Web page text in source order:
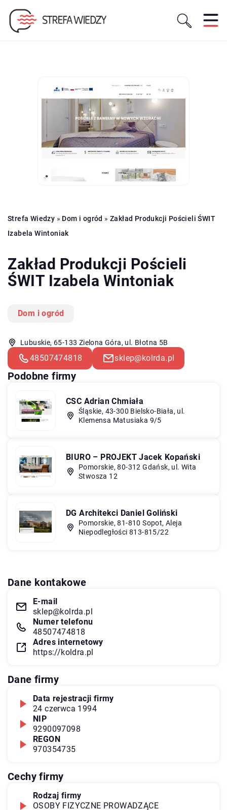
Strefa Wiedzy » Dom i ogród »Zakład Produkcji Pościeli ŚWIT
Izabela Wintoniak
Zakład Produkcji Pościeli
ŚWIT Izabela Wintoniak
Dom i ogród
Lubuskie, 65-133 Zielona Góra, ul. Błotna 5B
48507474818 sklep@kolrda.pl
Podobne firmy
CSC Adrian Chmiała
Śląskie, 43-300 Bielsko-Biała, ul.
Klemensa Matusiaka 9/5
BIURO – PROJEKT Jacek Kopański
Pomorskie, 80-312 Gdańsk, ul. Wita
Stwosza 12
DG Architekci Daniel Goliński
Pomorskie, 81-810 Sopot, Aleja
Niepodległości 813-815/22
Dane kontakowe
E-mail
sklep@kolrda.pl
Numer telefonu
48507474818
Adres internetowy
https://koldra.pl
Dane firmy
Data rejestracji firmy
24 czerwca 1994
NIP
9290097098
REGON
970354735
Cechy firmy
Rodzaj firmy
OSOBY FIZYCZNE PROWADZĄCE